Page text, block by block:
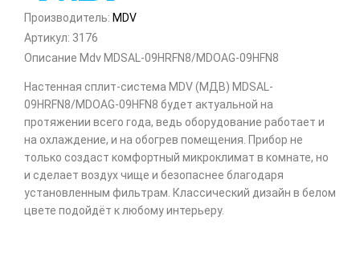
Производитель: MDV
Артикул: 3176
Описание Mdv MDSAL-09HRFN8/MDOAG-09HFN8
Настенная сплит-система MDV (МДВ) MDSAL-
09HRFN8/MDOAG-09HFN8 будет актуальной на
протяжении всего года, ведь оборудование работает и
на охлаждение, и на обогрев помещения. Прибор не
только создаст комфортный микроклимат в комнате, но
и сделает воздух чище и безопаснее благодаря
установленным фильтрам. Классический дизайн в белом
цвете подойдёт к любому интерьеру.